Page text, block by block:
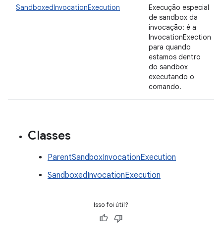
SandboxedInvocationExecution
Execução especial
de sandbox da
invocação: é a
InvocationExection
para quando
estamos dentro
do sandbox
executando o
comando.
Classes
ParentSandboxInvocationExecution
SandboxedInvocationExecution
Isso foi útil?